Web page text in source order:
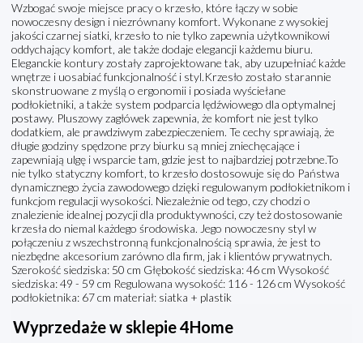
Wzbogać swoje miejsce pracy o krzesło, które łączy w sobie
nowoczesny design i niezrównany komfort. Wykonane z wysokiej
jakości czarnej siatki, krzesło to nie tylko zapewnia użytkownikowi
oddychający komfort, ale także dodaje elegancji każdemu biuru.
Eleganckie kontury zostały zaprojektowane tak, aby uzupełniać każde
wnętrze i uosabiać funkcjonalność i styl.Krzesło zostało starannie
skonstruowane z myślą o ergonomii i posiada wyściełane
podłokietniki, a także system podparcia lędźwiowego dla optymalnej
postawy. Pluszowy zagłówek zapewnia, że komfort nie jest tylko
dodatkiem, ale prawdziwym zabezpieczeniem. Te cechy sprawiają, że
długie godziny spędzone przy biurku są mniej zniechęcające i
zapewniają ulgę i wsparcie tam, gdzie jest to najbardziej potrzebne.To
nie tylko statyczny komfort, to krzesło dostosowuje się do Państwa
dynamicznego życia zawodowego dzięki regulowanym podłokietnikom i
funkcjom regulacji wysokości. Niezależnie od tego, czy chodzi o
znalezienie idealnej pozycji dla produktywności, czy też dostosowanie
krzesła do niemal każdego środowiska. Jego nowoczesny styl w
połączeniu z wszechstronną funkcjonalnością sprawia, że jest to
niezbędne akcesorium zarówno dla firm, jak i klientów prywatnych.
Szerokość siedziska: 50 cm Głębokość siedziska: 46 cm Wysokość
siedziska: 49 - 59 cm Regulowana wysokość: 116 - 126 cm Wysokość
podłokietnika: 67 cm materiał: siatka + plastik
Wyprzedaże w sklepie 4Home